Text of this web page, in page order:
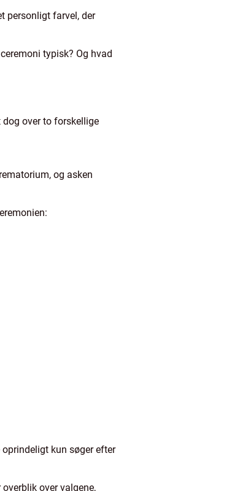
personligt farvel, der
typisk? Og hvad
over to forskellige
og asken
kun søger efter
over valgene,